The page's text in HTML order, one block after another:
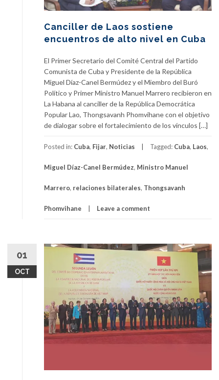
Canciller de Laos sostiene
encuentros de alto nivel en Cuba
El Primer Secretario del Comité Central del Partido
Comunista de Cuba y Presidente de la República
Miguel Díaz-Canel Bermúdez y el Miembro del Buró
Político y Primer Ministro Manuel Marrero recibieron en
La Habana al canciller de la República Democrática
Popular Lao, Thongsavanh Phomvihane con el objetivo
de dialogar sobre el fortalecimiento de los vínculos […]
Posted in: Cuba, Fijar, Noticias Tagged: Cuba, Laos,
Miguel Díaz-Canel Bermúdez, Ministro Manuel
Marrero, relaciones bilaterales, Thongsavanh
Phomvihane Leave a comment
01
OCT